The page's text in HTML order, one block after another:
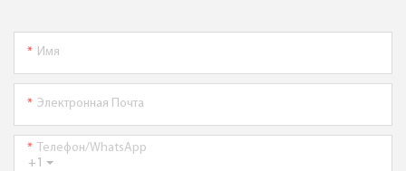
Имя
Электронная Почта
+1
Телефон/WhatsApp